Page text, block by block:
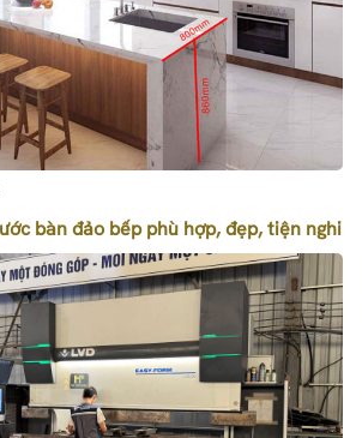
bàn đảo bếp phù hợp, đẹp, tiện nghi